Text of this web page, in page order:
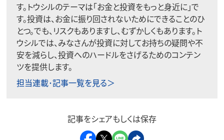
す。トウシルのテーマは「お金と投資をもっと身近に」で
す。投資は、お金に振り回されないためにできることのひ
とつ。でも、リスクもありますし、むずかしくもあります。ト
ウシルでは、みなさんが投資に対してお持ちの疑問や不
安を減らし、投資へのハードルをさげるためのコンテン
ツを提供します。
担当連載･記事一覧を見る＞
記事をシェアもしくは保存